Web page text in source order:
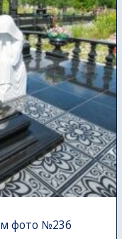
фото №236